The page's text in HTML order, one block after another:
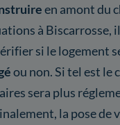
en amont du
à Biscarrosse,
si le logement
ou non. Si tel est le
sera plus
la pose de